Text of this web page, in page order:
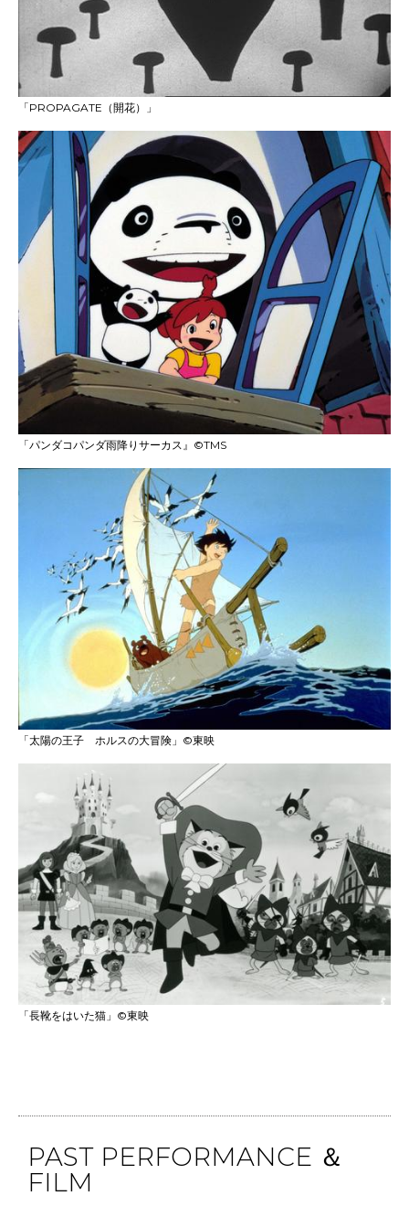
「PROPAGATE（開花）」
「パンダコパンダ雨降りサーカス』©TMS
「太陽の王子 ホルスの大冒険」©東映
「長靴をはいた猫」©東映
PAST PERFORMANCE ＆
FILM